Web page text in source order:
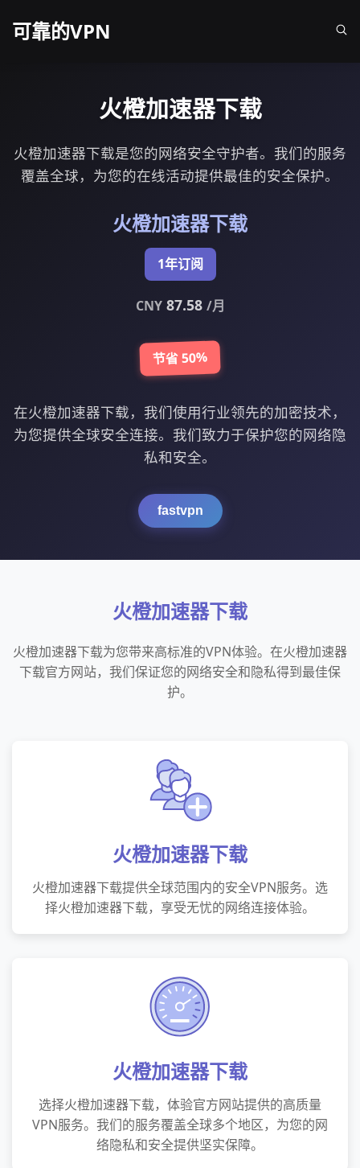
可靠的VPN
火橙加速器下载
火橙加速器下载是您的网络安全守护者。我们的服务
覆盖全球，为您的在线活动提供最佳的安全保护。
火橙加速器下载
1年订阅
CNY87.58 /月
节省 50%
在火橙加速器下载，我们使用行业领先的加密技术，
为您提供全球安全连接。我们致力于保护您的网络隐
私和安全。
fastvpn
火橙加速器下载
火橙加速器下载为您带来高标准的VPN体验。在火橙加速器
下载官方网站，我们保证您的网络安全和隐私得到最佳保
护。
火橙加速器下载
火橙加速器下载提供全球范围内的安全VPN服务。选
择火橙加速器下载，享受无忧的网络连接体验。
火橙加速器下载
选择火橙加速器下载，体验官方网站提供的高质量
VPN服务。我们的服务覆盖全球多个地区，为您的网
络隐私和安全提供坚实保障。